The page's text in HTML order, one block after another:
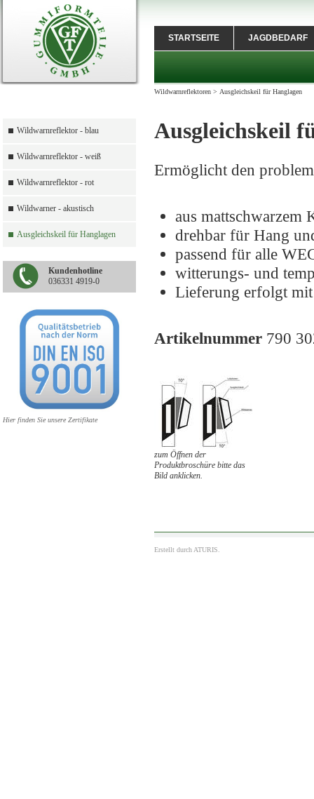
Wildwarnreflektor - blau
Wildwarnreflektor - weiß
Wildwarnreflektor - rot
Wildwarner - akustisch
Ausgleichskeil für Hanglagen
Kundenhotline
036331 4919-0
Hier finden Sie unsere Zertifikate
STARTSEITE JAGDBEDARF
Wildwarnreflektoren > Ausgleichskeil für Hanglagen
Ausgleichskeil
Ermöglicht den
aus mattschwarzem
drehbar für Hang
passend für alle
witterungs- und
Lieferung erfolgt
Artikelnummer 790
zum Öffnen der
Produktbroschüre bitte das
Bild anklicken.
Erstellt durch ATURIS.